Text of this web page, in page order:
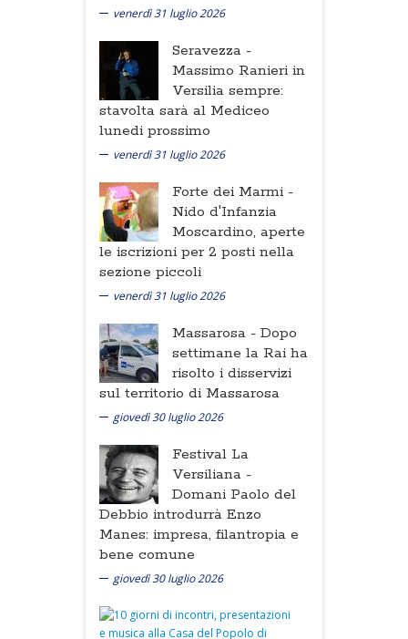
venerdì 31 luglio 2026
Seravezza -
Massimo Ranieri in
Versilia sempre:
stavolta sarà al Mediceo
lunedi prossimo
venerdì 31 luglio 2026
Forte dei Marmi -
Nido d'Infanzia
Moscardino, aperte
le iscrizioni per 2 posti nella
sezione piccoli
venerdì 31 luglio 2026
Massarosa - Dopo
settimane la Rai ha
risolto i disservizi
sul territorio di Massarosa
giovedì 30 luglio 2026
Festival La
Versiliana -
Domani Paolo del
Debbio introdurrà Enzo
Manes: impresa, filantropia e
bene comune
giovedì 30 luglio 2026